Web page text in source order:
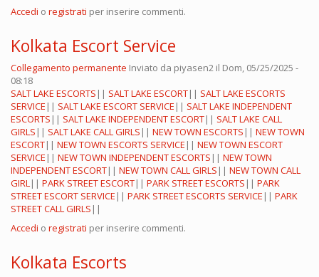
Accedi o registrati per inserire commenti.
Kolkata Escort Service
Collegamento permanente Inviato da piyasen2 il Dom, 05/25/2025 -
08:18
SALT LAKE ESCORTS || SALT LAKE ESCORT|| SALT LAKE ESCORTS
SERVICE || SALT LAKE ESCORT SERVICE || SALT LAKE INDEPENDENT
ESCORTS || SALT LAKE INDEPENDENT ESCORT|| SALT LAKE CALL
GIRLS || SALT LAKE CALL GIRLS || NEW TOWN ESCORTS || NEW TOWN
ESCORT|| NEW TOWN ESCORTS SERVICE || NEW TOWN ESCORT
SERVICE || NEW TOWN INDEPENDENT ESCORTS || NEW TOWN
INDEPENDENT ESCORT|| NEW TOWN CALL GIRLS || NEW TOWN CALL
GIRL|| PARK STREET ESCORT|| PARK STREET ESCORTS || PARK
STREET ESCORT SERVICE || PARK STREET ESCORTS SERVICE || PARK
STREET CALL GIRLS ||
Accedi o registrati per inserire commenti.
Kolkata Escorts